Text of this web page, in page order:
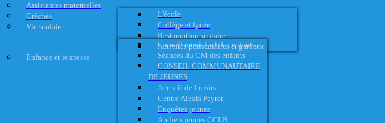
Assistantes maternelles
Crèches
Vie scolaire
L'école
Collège et lycée
Restauration scolaire
Activités périscolaires et garderie
Enfance et jeunesse
Conseil municipal des enfants
Séances du CM des enfants
CONSEIL COMMUNAUTAIRE
DE JEUNES
Accueil de Loisirs
Centre Alexis Peyret
Enquêtes jeunes
Ateliers jeunes CCLB